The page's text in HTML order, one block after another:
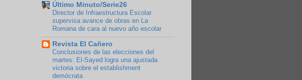
Último Minuto/Serie26
Director de Infraestructura Escolar
supervisa avance de obras en La
Romana de cara al nuevo año escolar
Revista El Cañero
Conclusiones de las elecciones del
martes: El-Sayed logra una ajustada
victoria sobre el establishment
demócrata